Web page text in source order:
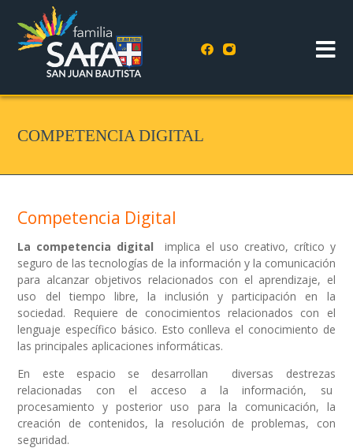
COMPETENCIA DIGITAL
Competencia Digital
La competencia digital
implica el uso creativo, crítico y
seguro de las tecnologías de la información y la comunicación
para alcanzar objetivos relacionados con el aprendizaje, el
uso del tiempo libre, la inclusión y participación en la
sociedad. Requiere de conocimientos relacionados con el
lenguaje específico básico. Esto conlleva el conocimiento de
las principales aplicaciones informáticas.
En este espacio se desarrollan diversas destrezas
relacionadas con el acceso a la información, su
procesamiento y posterior uso para la comunicación, la
creación de contenidos, la resolución de problemas, con
seguridad.